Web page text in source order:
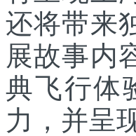
还将带来
展故事内
典飞行体
力，并呈